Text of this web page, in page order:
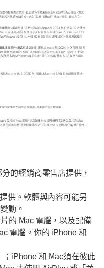
經銷商零售店提供，
。軟體與內容可能另
動。
Mac 電腦，以及配備
電腦。你的 iPhone 和
和 Mac須在彼此